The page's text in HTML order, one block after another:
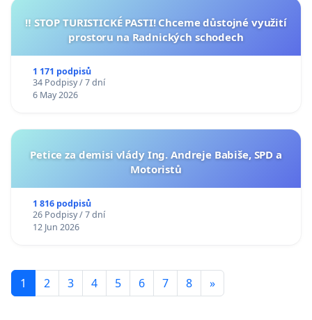
‼️ STOP TURISTICKÉ PASTI! Chceme důstojné využití
prostoru na Radnických schodech
1 171 podpisů
34 Podpisy / 7 dní
6 May 2026
Petice za demisi vlády Ing. Andreje Babiše, SPD a
Motoristů
1 816 podpisů
26 Podpisy / 7 dní
12 Jun 2026
1 2 3 4 5 6 7 8 »